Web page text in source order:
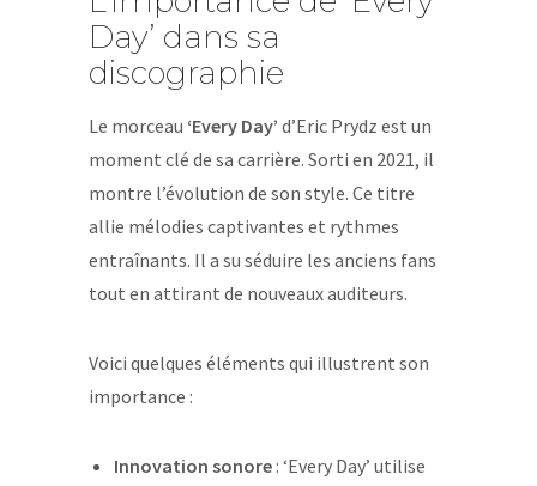
Day’ dans sa
discographie
Le morceau ‘Every Day’ d’Eric Prydz est un
moment clé de sa carrière. Sorti en 2021, il
montre l’évolution de son style. Ce titre
allie mélodies captivantes et rythmes
entraînants. Il a su séduire les anciens fans
tout en attirant de nouveaux auditeurs.
Voici quelques éléments qui illustrent son
importance :
Innovation sonore: ‘Every Day’ utilise